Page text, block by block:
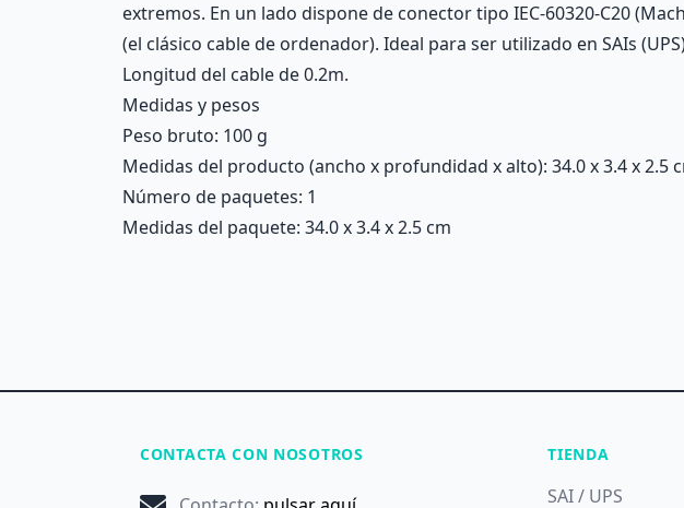
extremos. En un lado dispone de conector tipo IEC-60320-C20
(el clásico cable de ordenador). Ideal para ser utilizado en SAIs
Longitud del cable de 0.2m.
Medidas y pesos
Peso bruto: 100 g
Medidas del producto (ancho x profundidad x alto): 34.0 x 3.4 x 2.5
Número de paquetes: 1
Medidas del paquete: 34.0 x 3.4 x 2.5 cm
CONTACTA CON NOSOTROS TIENDA
SAI / UPS